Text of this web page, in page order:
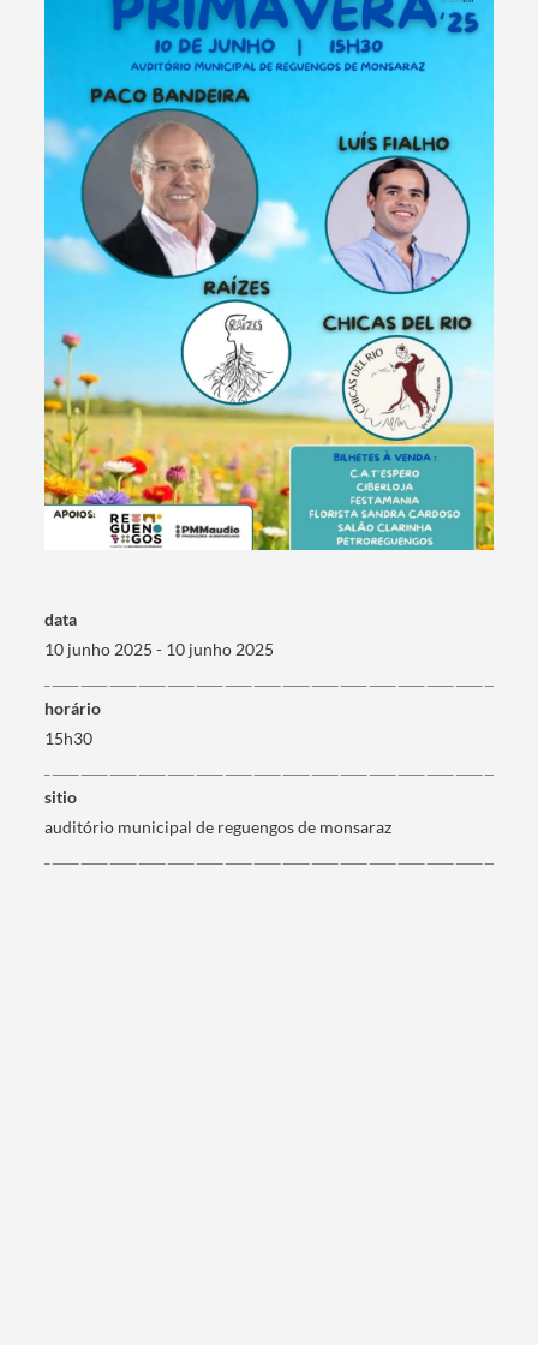
Termo de Pesquisa
Categorias gerais
Filtros
data
10 junho 2025 - 10 junho 2025
horário
15h30
sitio
auditório municipal de reguengos de monsaraz